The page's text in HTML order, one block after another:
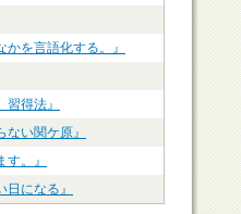
かを言語化する。』
習得法』
ない関ケ原』
す。』
日になる』